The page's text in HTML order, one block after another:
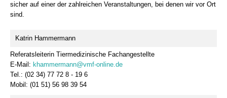
sicher auf einer der zahlreichen Veranstaltungen, bei denen wir vor Ort
sind.
Katrin Hammermann
Referatsleiterin Tiermedizinische Fachangestellte
E-Mail: khammermann@vmf-online.de
Tel.: (02 34) 77 72 8 - 19 6
Mobil: (01 51) 56 98 39 54